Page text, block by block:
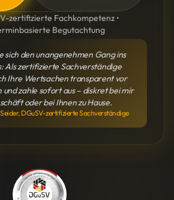
zertifizierte Fachkompetenz •
Begutachtung
sich den unangenehmen Gang ins
Als zertifizierte Sachverständige
Ihre Wertsachen transparent vor
und zahle sofort aus – diskret bei mir
oder bei Ihnen zu Hause.
DGuSV-zertifizierte Sachverständige